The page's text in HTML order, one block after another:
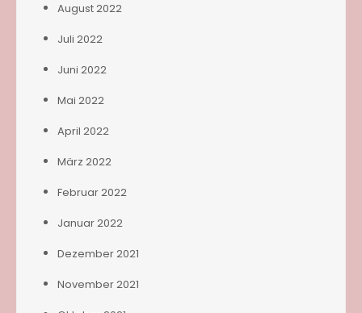
August 2022
Juli 2022
Juni 2022
Mai 2022
April 2022
März 2022
Februar 2022
Januar 2022
Dezember 2021
November 2021